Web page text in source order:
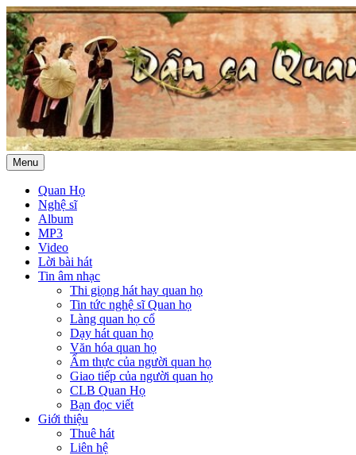
Menu
Quan Họ
Nghệ sĩ
Album
MP3
Video
Lời bài hát
Tin âm nhạc
Thi giọng hát hay quan họ
Tin tức nghệ sĩ Quan họ
Làng quan họ cổ
Dạy hát quan họ
Văn hóa quan họ
Ẩm thực của người quan họ
Giao tiếp của người quan họ
CLB Quan Họ
Bạn đọc viết
Giới thiệu
Thuê hát
Liên hệ